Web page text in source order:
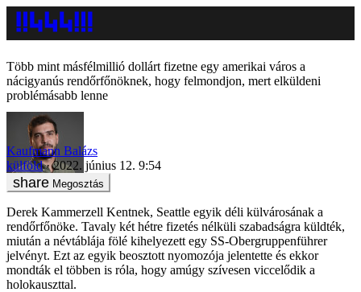
Több mint másfélmillió dollárt fizetne egy amerikai város a
nácigyanús rendőrfőnöknek, hogy felmondjon, mert elküldeni
problémásabb lenne
Kaufmann Balázs
külföld
2022. június 12. 9:54
Megosztás
Derek Kammerzell Kentnek, Seattle egyik déli külvárosának a
rendőrfőnöke. Tavaly két hétre fizetés nélküli szabadságra küldték,
miután a névtáblája fölé kihelyezett egy SS-Obergruppenführer
jelvényt. Ezt az egyik beosztott nyomozója jelentette és ekkor
mondták el többen is róla, hogy amúgy szívesen viccelődik a
holokauszttal.